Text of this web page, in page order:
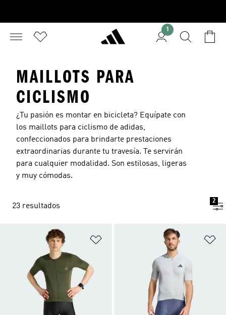
1
MAILLOTS PARA
CICLISMO
¿Tu pasión es montar en bicicleta? Equípate con
los maillots para ciclismo de adidas,
confeccionados para brindarte prestaciones
extraordinarias durante tu travesía. Te servirán
para cualquier modalidad. Son estilosas, ligeras
y muy cómodas.
23 resultados
2
Añadir a la lista de deseos